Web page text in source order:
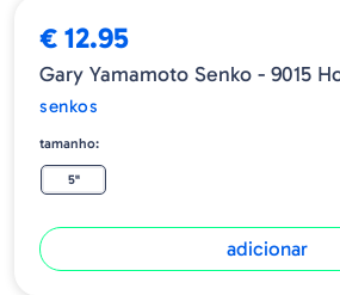
€ 12.95
Gary Yamamoto Senko - 9015
senkos
tamanho:
5"
adicionar